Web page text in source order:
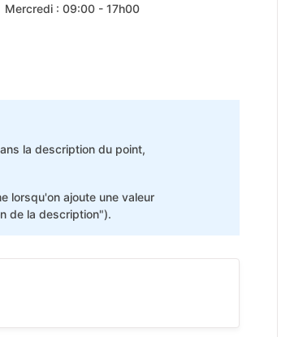
Mercredi : 09:00 - 17h00
la description du point,
lorsqu'on ajoute une valeur
de la description").